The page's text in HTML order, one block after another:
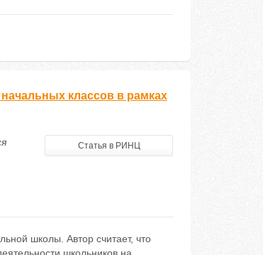
классов в рамках
Статья в РИНЦ
школы. Автор считает, что